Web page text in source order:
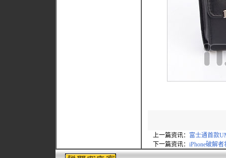
上一篇资讯： 富士通首款
下一篇资讯： iPhone破解